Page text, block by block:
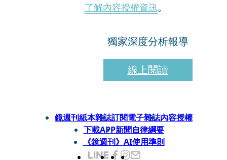
了解內容授權資訊。
獨家深度分析報導
線上閱讀
鏡週刊紙本雜誌訂閱電子雜誌內容授權
下載APP新聞自律綱要
《鏡週刊》AI使用準則